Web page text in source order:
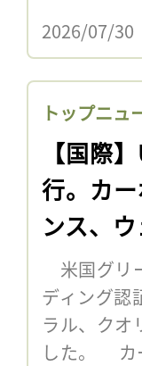
2026/07/30
トップニュ
【国際
行。カ
ンス、
米国グリ
ディング認
ラル、クオ
した。 カ